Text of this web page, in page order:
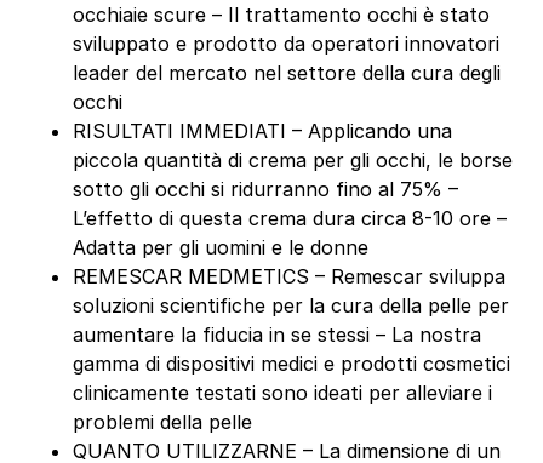
occhiaie scure – Il trattamento occhi è stato
sviluppato e prodotto da operatori innovatori
leader del mercato nel settore della cura degli
occhi
RISULTATI IMMEDIATI – Applicando una
piccola quantità di crema per gli occhi, le borse
sotto gli occhi si ridurranno fino al 75% –
L’effetto di questa crema dura circa 8-10 ore –
Adatta per gli uomini e le donne
REMESCAR MEDMETICS – Remescar sviluppa
soluzioni scientifiche per la cura della pelle per
aumentare la fiducia in se stessi – La nostra
gamma di dispositivi medici e prodotti cosmetici
clinicamente testati sono ideati per alleviare i
problemi della pelle
QUANTO UTILIZZARNE – La dimensione di un